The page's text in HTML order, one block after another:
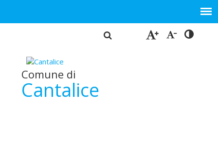
Comune di
Cantalice